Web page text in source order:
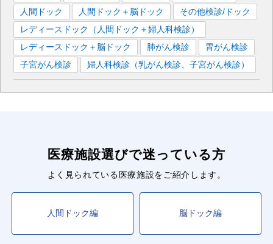
人間ドック
人間ドック＋脳ドック
その他検診/ドック
レディースドック（人間ドック＋婦人科検診）
レディースドック＋脳ドック
肺がん検診
胃がん検診
子宮がん検診
婦人科検診（乳がん検診、子宮がん検診）
医療施設選びで迷っている方
よく見られている医療施設をご紹介します。
人間ドック編 脳ドック編